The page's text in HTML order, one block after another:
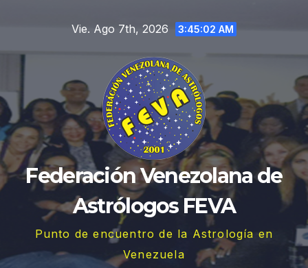
contenido
Vie. Ago 7th, 2026 3:45:03 AM
Federación Venezolana de
Astrólogos FEVA
Punto de encuentro de la Astrología en
Venezuela